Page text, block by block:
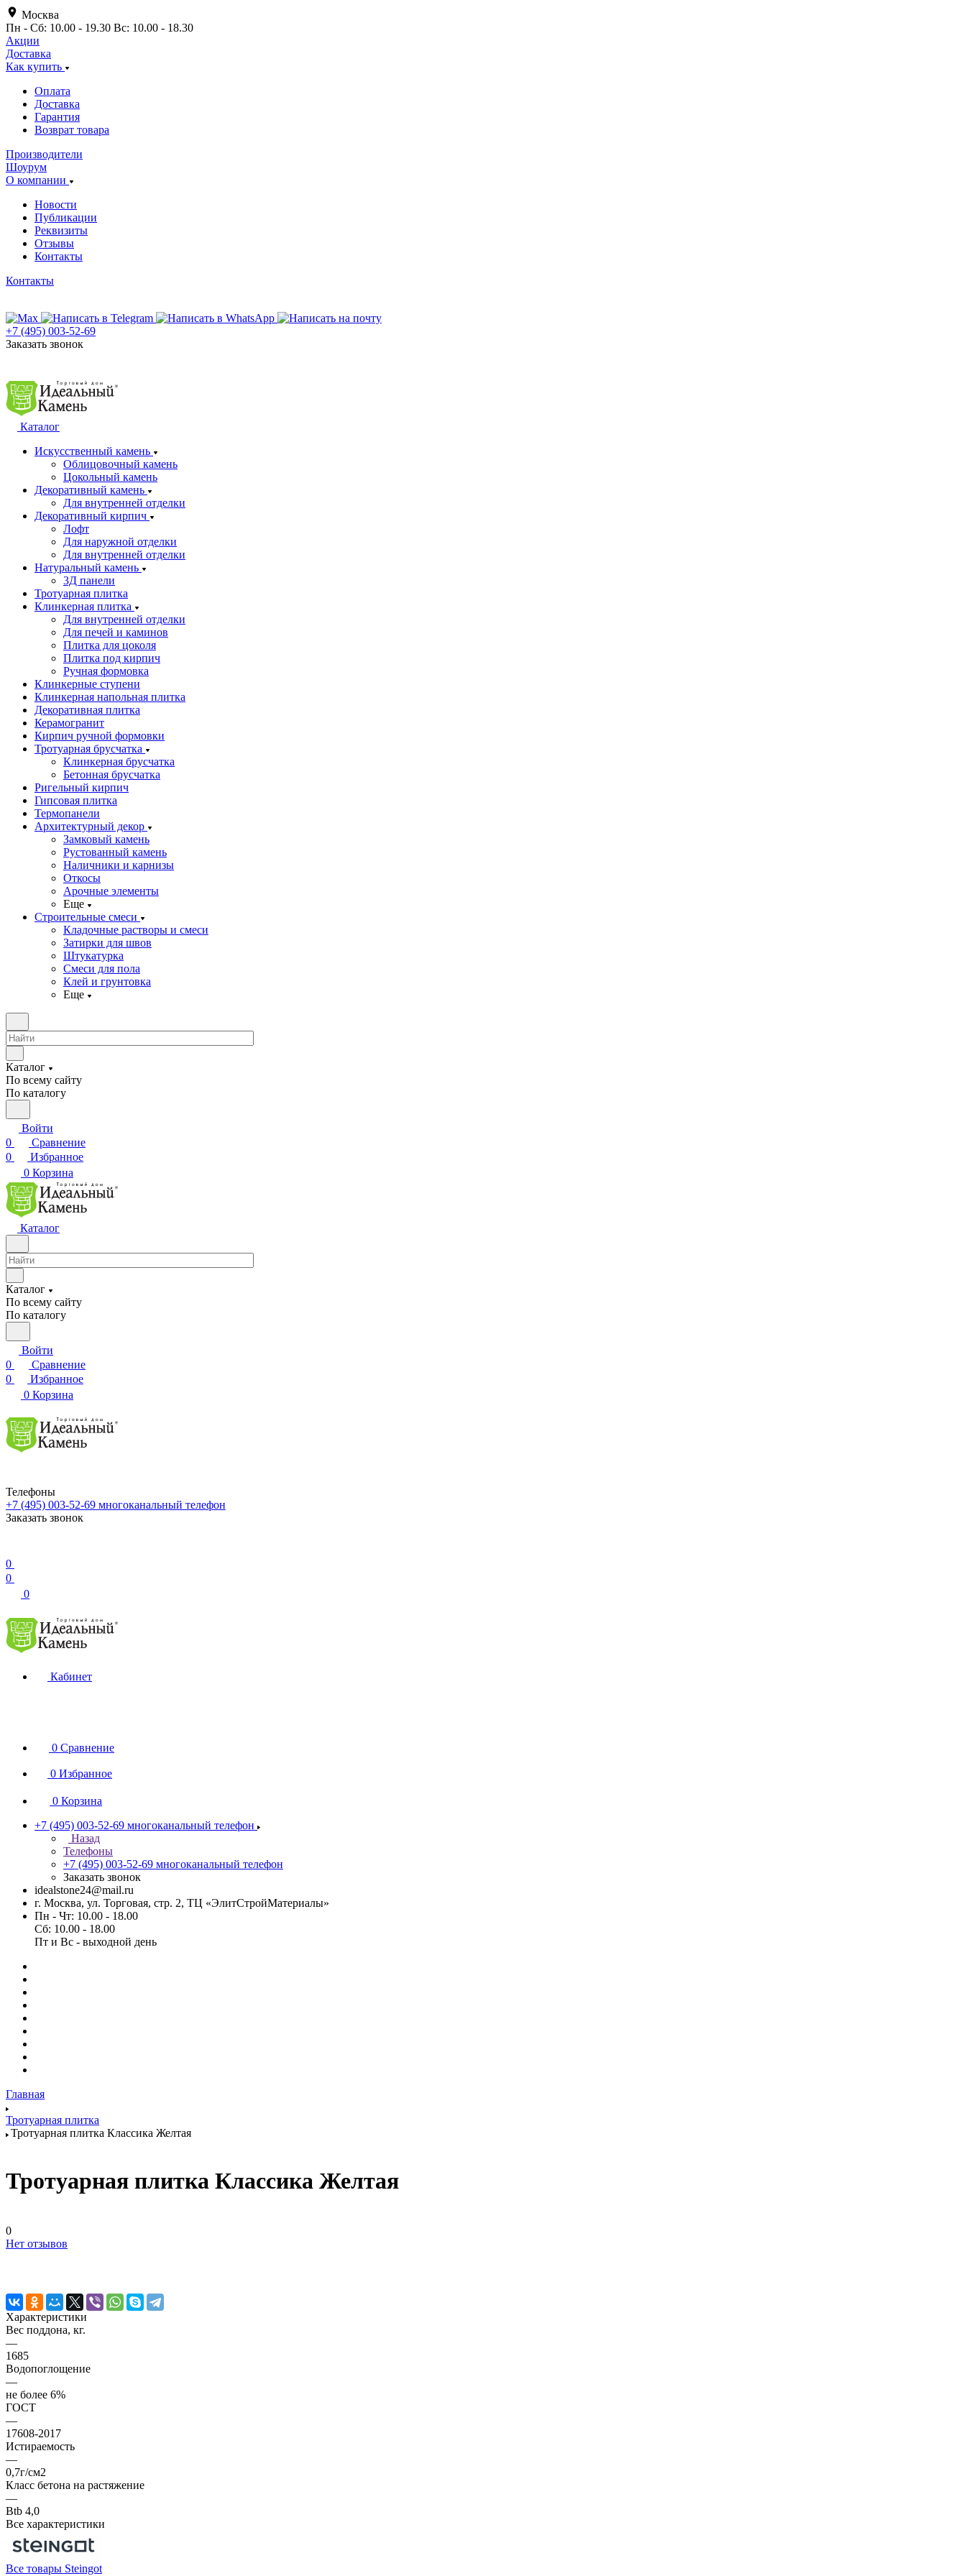
Москва
Пн - Сб: 10.00 - 19.30 Вс: 10.00 - 18.30
Акции
Доставка
Как купить
Оплата
Доставка
Гарантия
Возврат товара
Производители
Шоурум
О компании
Новости
Публикации
Реквизиты
Отзывы
Контакты
Контакты
+7 (495) 003-52-69
Заказать звонок
Каталог
Искусственный камень
Облицовочный камень
Цокольный камень
Декоративный камень
Для внутренней отделки
Декоративный кирпич
Лофт
Для наружной отделки
Для внутренней отделки
Натуральный камень
3Д панели
Тротуарная плитка
Клинкерная плитка
Для внутренней отделки
Для печей и каминов
Плитка для цоколя
Плитка под кирпич
Ручная формовка
Клинкерные ступени
Клинкерная напольная плитка
Декоративная плитка
Керамогранит
Кирпич ручной формовки
Тротуарная брусчатка
Клинкерная брусчатка
Бетонная брусчатка
Ригельный кирпич
Гипсовая плитка
Термопанели
Архитектурный декор
Замковый камень
Рустованный камень
Наличники и карнизы
Откосы
Арочные элементы
Еще
Строительные смеси
Кладочные растворы и смеси
Затирки для швов
Штукатурка
Смеси для пола
Клей и грунтовка
Еще
Каталог
По всему сайту
По каталогу
Войти
0
Сравнение
0
Избранное
0 Корзина
Каталог
Каталог
По всему сайту
По каталогу
Войти
0
Сравнение
0
Избранное
0 Корзина
Телефоны
+7 (495) 003-52-69 многоканальный телефон
Заказать звонок
0
0
0
Кабинет
0 Сравнение
0 Избранное
0 Корзина
+7 (495) 003-52-69 многоканальный телефон
Назад
Телефоны
+7 (495) 003-52-69 многоканальный телефон
Заказать звонок
idealstone24@mail.ru
г. Москва, ул. Торговая, стр. 2, ТЦ «ЭлитСтройМатериалы»
Пн - Чт: 10.00 - 18.00
Сб: 10.00 - 18.00
Пт и Вс - выходной день
Главная
Тротуарная плитка
Тротуарная плитка Классика Желтая
Тротуарная плитка Классика Желтая
0
Нет отзывов
Характеристики
Вес поддона, кг.
—
1685
Водопоглощение
—
не более 6%
ГОСТ
—
17608-2017
Истираемость
—
0,7г/см2
Класс бетона на растяжение
—
Btb 4,0
Все характеристики
Все товары Steingot